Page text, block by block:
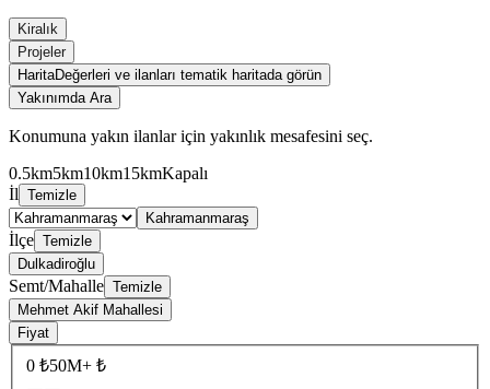
Kiralık
Projeler
HaritaDeğerleri ve ilanları tematik haritada görün
Yakınımda Ara
Konumuna yakın ilanlar için yakınlık mesafesini seç.
0.5km5km10km15kmKapalı
İl Temizle
Kahramanmaraş
İlçe Temizle
Dulkadiroğlu
Semt/Mahalle Temizle
Mehmet Akif Mahallesi
Fiyat
0 ₺50M+ ₺